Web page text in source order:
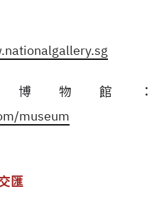
物館：
museum
匯